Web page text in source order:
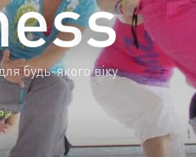
будь-якого віку